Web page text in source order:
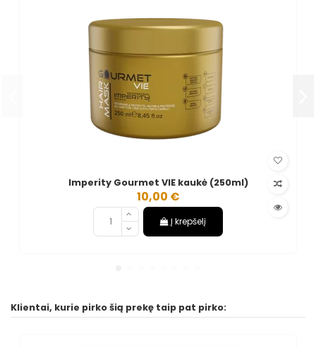
Imperity Gourmet VIE kaukė (250ml)
10,00 €
Į krepšelį
Klientai, kurie pirko šią prekę taip pat pirko: